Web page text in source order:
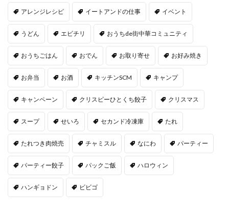
アレンジレシピ イートアンドの仕事 イベント
うどん エビチリ おうちde街中華コミュニティ
おうちごはん おでん お取り寄せ お好み焼き
お弁当 お酒 キッチンSCM キャンプ
キャンペーン クリスピーひとくち餃子 クリスマス
スープ せいろ セカンド冷凍庫 たれ
たれつき肉焼売 チャミスル なにわ パーティー
パーティー餃子 パックご飯 ハロウィン
ハンギョドン ビビゴ